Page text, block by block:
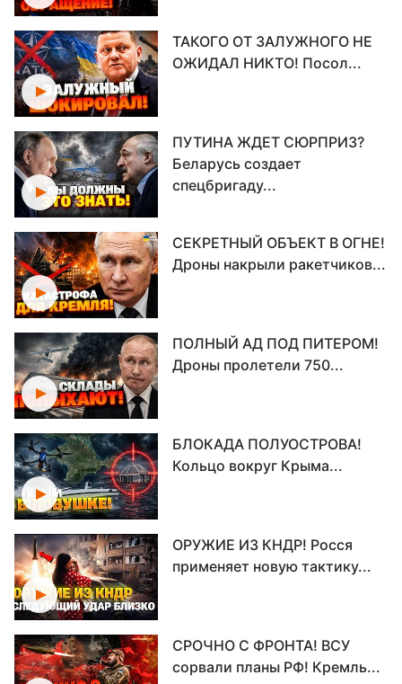
ТАКОГО ОТ ЗАЛУЖНОГО НЕ
ОЖИДАЛ НИКТО! Посол...
ПУТИНА ЖДЕТ СЮРПРИЗ?
Беларусь создает
спецбригаду...
СЕКРЕТНЫЙ ОБЪЕКТ В ОГНЕ!
Дроны накрыли ракетчиков...
ПОЛНЫЙ АД ПОД ПИТЕРОМ!
Дроны пролетели 750...
БЛОКАДА ПОЛУОСТРОВА!
Кольцо вокруг Крыма...
ОРУЖИЕ ИЗ КНДР! Росся
применяет новую тактику...
СРОЧНО С ФРОНТА! ВСУ
сорвали планы РФ! Кремль...